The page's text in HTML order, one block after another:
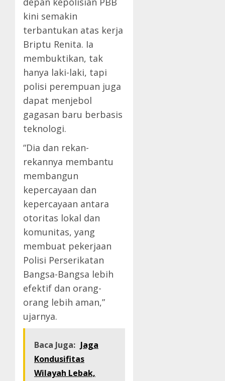
kini semakin
terbantukan atas kerja
Briptu Renita. Ia
membuktikan, tak
hanya laki-laki, tapi
polisi perempuan juga
dapat menjebol
gagasan baru berbasis
teknologi.
“Dia dan rekan-
rekannya membantu
membangun
kepercayaan dan
kepercayaan antara
otoritas lokal dan
komunitas, yang
membuat pekerjaan
Polisi Perserikatan
Bangsa-Bangsa lebih
efektif dan orang-
orang lebih aman,”
ujarnya.
Baca Juga: Jaga
Kondusifitas
Wilayah Lebak,